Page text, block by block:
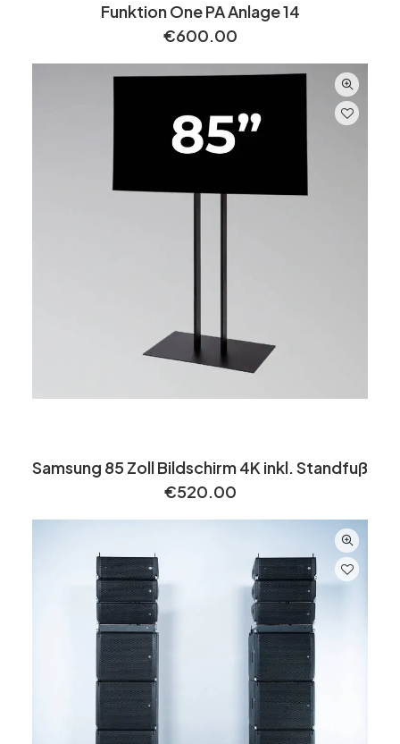
Funktion One PA Anlage 14
€600.00
Samsung 85 Zoll Bildschirm 4K inkl. Standfuß
€520.00